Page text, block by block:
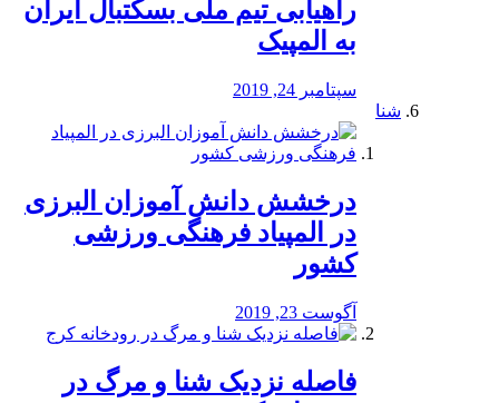
راهیابی تیم ملی بسکتبال ایران
به المپیک
سپتامبر 24, 2019
شنا
درخشش دانش آموزان البرزی
در المپیاد فرهنگی ورزشی
کشور
آگوست 23, 2019
️فاصله نزدیک شنا و مرگ در